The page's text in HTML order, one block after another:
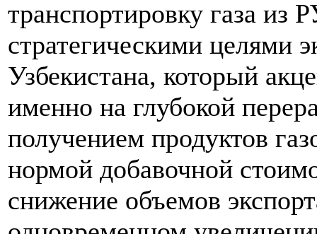
транспортировку газа из
стратегическими целями
Узбекистана, который
именно на глубокой
получением продуктов
нормой добавочной
снижение объемов